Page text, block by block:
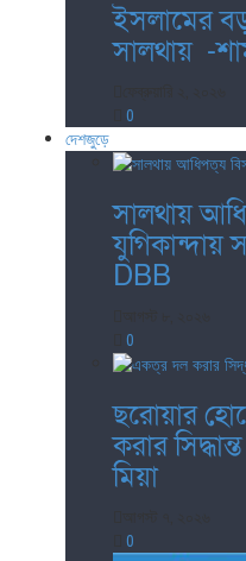
ইসলামের
সালথায় -
0
দেশজুড়ে
সালথায়
যুগিকান্দায়
DBB
0
ছরোয়ার
করার
মিয়া
0